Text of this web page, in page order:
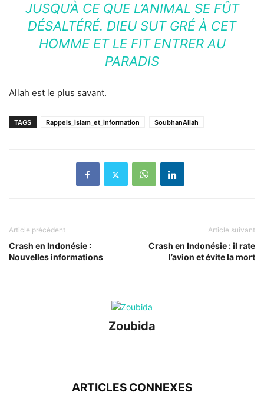
JUSQU’À CE QUE L’ANIMAL SE FÛT
DÉSALTÉRÉ. DIEU SUT GRÉ À CET
HOMME ET LE FIT ENTRER AU
PARADIS
Allah est le plus savant.
TAGS Rappels_islam_et_information SoubhanAllah
Article précédent
Crash en Indonésie :
Nouvelles informations
Article suivant
Crash en Indonésie : il rate
l’avion et évite la mort
Zoubida
ARTICLES CONNEXES